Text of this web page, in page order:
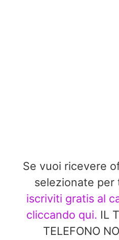
Se vuoi ricevere offerte strepitose,
selezionate per
iscriviti gratis al
cliccando qui. IL
TELEFONO